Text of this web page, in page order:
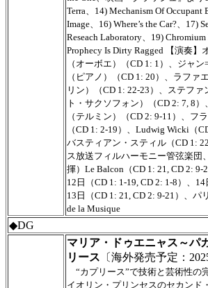
Terra、14) Mechanism Of
Image、16) Where’s the Car?、17)
Reseach Laboratory、19)
Prophecy Is Dirty Ragged 【演奏】
（オーボエ）（CD 1: 1）、ジャ
（ピアノ）（CD 1: 20）、ラファ
リン）（CD 1: 22-23）、ステフ
ト・サクソフォン）（CD 2: 7, 8
（テルミン）（CD 2: 9-11）、フ
（CD 1: 2-19）、Ludwig Wicki（
バスティアン・スティル（CD 1:
ス放送フィルハーモニー管弦楽団
揮）Le Balcon（CD 1: 21, CD 2: 9-
12日（CD 1: 1-19, CD 2: 1-8）、14
13日（CD 1: 21, CD 2: 9-21）、パ
de la Musique
◆DG
マリア・ドゥエニャス～パ
リース 〔海外発売予定：
“カプリース”で技術と芸術性の
イオリン・プリンセスのセカンド